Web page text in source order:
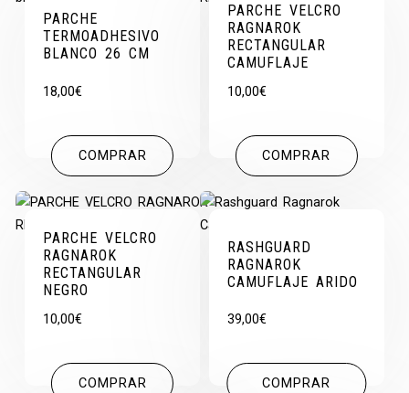
PARCHE
TERMOADHESIVO
BLANCO 26 CM
18,00€
COMPRAR
PARCHE VELCRO
RAGNAROK
RECTANGULAR
CAMUFLAJE
10,00€
COMPRAR
PARCHE VELCRO
RAGNAROK
RECTANGULAR
NEGRO
10,00€
COMPRAR
RASHGUARD
RAGNAROK
CAMUFLAJE ARIDO
39,00€
COMPRAR